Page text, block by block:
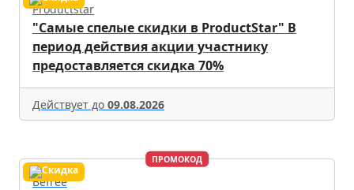
Productstar
"Самые спелые скидки в ProductStar" В
период действия акции участнику
предоставляется скидка 70%
Действует до 09.08.2026
ПРОМОКОД
Befree